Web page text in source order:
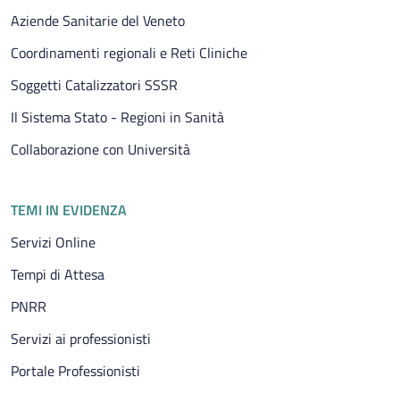
Aziende Sanitarie del Veneto
Coordinamenti regionali e Reti Cliniche
Soggetti Catalizzatori SSSR
Il Sistema Stato - Regioni in Sanità
Collaborazione con Università
TEMI IN EVIDENZA
Servizi Online
Tempi di Attesa
PNRR
Servizi ai professionisti
Portale Professionisti